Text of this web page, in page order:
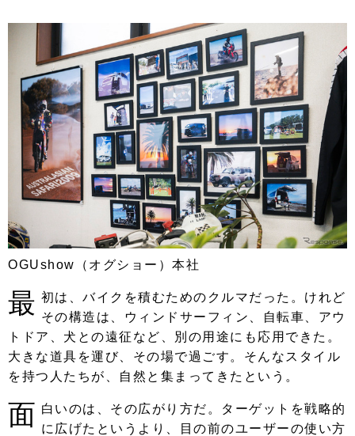
OGUshow（オグショー）本社
最 初は、バイクを積むためのクルマだった。けれど
その構造は、ウィンドサーフィン、自転車、アウ
トドア、犬との遠征など、別の用途にも応用できた。
大きな道具を運び、その場で過ごす。そんなスタイル
を持つ人たちが、自然と集まってきたという。
面 白いのは、その広がり方だ。ターゲットを戦略的
に広げたというより、目の前のユーザーの使い方